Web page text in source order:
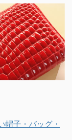
帽子・バッグ・